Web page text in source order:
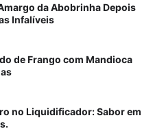
da Abobrinha Depois
Infalíveis
de Frango com Mandioca
no Liquidificador: Sabor em